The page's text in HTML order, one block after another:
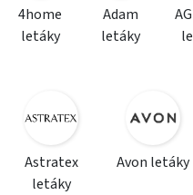
4home
letáky
Adam
letáky
Astratex
letáky
Avon letáky